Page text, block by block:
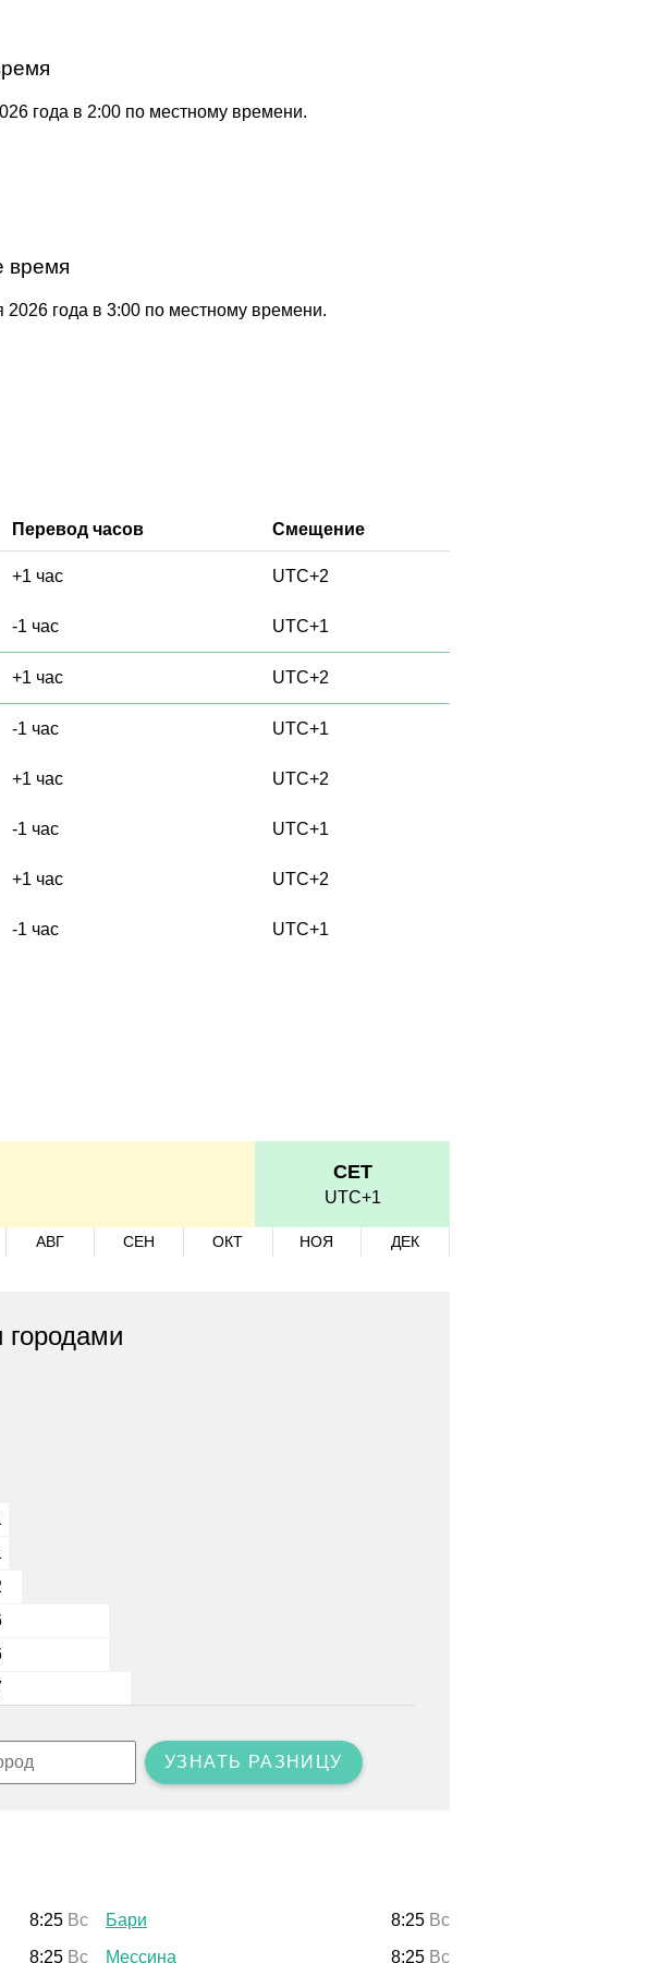
года в 2:00 по местному времени.
время
2026 года в 3:00 по местному времени.
Перевод часов Смещение
+1 час UTC+2
-1 час UTC+1
+1 час UTC+2
-1 час UTC+1
+1 час UTC+2
-1 час UTC+1
+1 час UTC+2
-1 час UTC+1
CET
UTC+1
АВГ СЕН ОКТ НОЯ ДЕК
УЗНАТЬ РАЗНИЦУ
8:25 Вс
8:25 Вс
Бари 8:25 Вс
Мессина
8:25 Вс